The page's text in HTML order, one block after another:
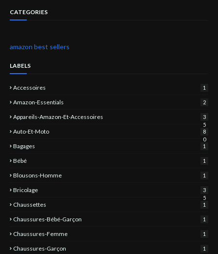
CATEGORIES
amazon best sellers
LABELS
Accessoires 1
Amazon-Essentials 2
Appareils-Amazon-Et-Accessoires
3
5
Auto-Et-Moto
8
0
Bagages 1
Bébé 1
Blousons-Homme 1
Bricolage
3
5
Chaussettes 1
Chaussures-Bébé-Garçon 1
Chaussures-Femme 1
Chaussures-Garçon 1